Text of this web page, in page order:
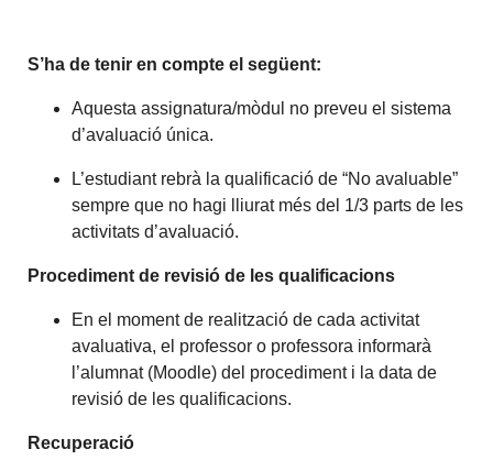
S’ha de tenir en compte el següent:
Aquesta assignatura/mòdul no preveu el sistema
d’avaluació única.
L’estudiant rebrà la qualificació de “No avaluable”
sempre que no hagi lliurat més del 1/3 parts de les
activitats d’avaluació.
Procediment de revisió de les qualificacions
En el moment de realització de cada activitat
avaluativa, el professor o professora informarà
l’alumnat (Moodle) del procediment i la data de
revisió de les qualificacions.
Recuperació